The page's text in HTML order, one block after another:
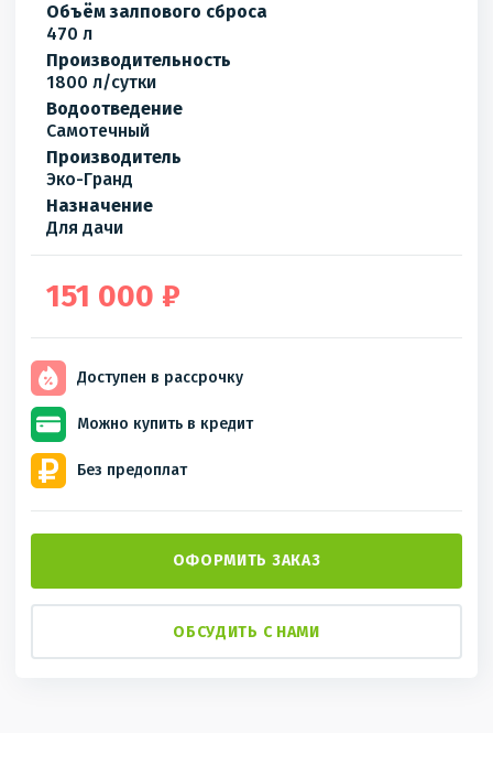
Объём залпового сброса
470 л
Производительность
1800 л/сутки
Водоотведение
Самотечный
Производитель
Эко-Гранд
Назначение
Для дачи
151 000 ₽
Доступен в рассрочку
Можно купить в кредит
Без предоплат
ОФОРМИТЬ ЗАКАЗ
ОБСУДИТЬ С НАМИ